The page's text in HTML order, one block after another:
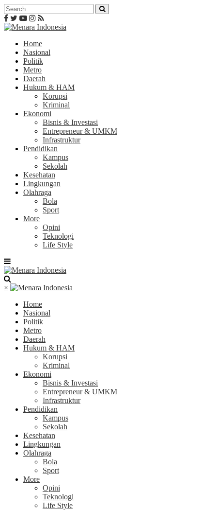
Home
Nasional
Politik
Metro
Daerah
Hukum & HAM
Korupsi
Kriminal
Ekonomi
Bisnis & Investasi
Entrepreneur & UMKM
Infrastruktur
Pendidikan
Kampus
Sekolah
Kesehatan
Lingkungan
Olahraga
Bola
Sport
More
Opini
Teknologi
Life Style
×
Home
Nasional
Politik
Metro
Daerah
Hukum & HAM
Korupsi
Kriminal
Ekonomi
Bisnis & Investasi
Entrepreneur & UMKM
Infrastruktur
Pendidikan
Kampus
Sekolah
Kesehatan
Lingkungan
Olahraga
Bola
Sport
More
Opini
Teknologi
Life Style